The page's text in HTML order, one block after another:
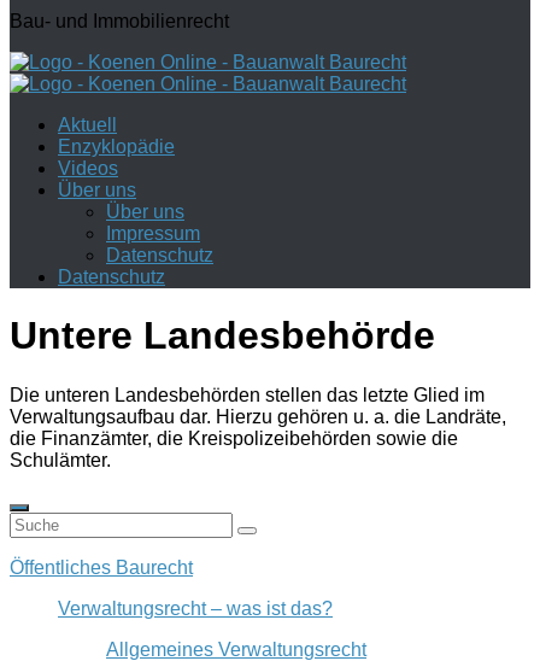
Bau- und Immobilienrecht
Aktuell
Enzyklopädie
Videos
Über uns
Über uns
Impressum
Datenschutz
Datenschutz
Untere Landesbehörde
Die unteren Landesbehörden stellen das letzte Glied im
Verwaltungsaufbau dar. Hierzu gehören u. a. die Landräte,
die Finanzämter, die Kreispolizeibehörden sowie die
Schulämter.
Öffentliches Baurecht
Verwaltungsrecht – was ist das?
Allgemeines Verwaltungsrecht